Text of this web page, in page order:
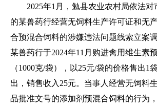
2025年1月，勉县农业农村局依法
的某兽药行经营无饲料生产许可证和无
合预混合饲料的涉嫌违法问题线索立案
某兽药行于2024年11月购进禽用维生素
（1000克/袋），以25元/袋的价格售出1
出，销售收入25元。当事人经营无饲料
品批准文号的添加剂预混合饲料的行为